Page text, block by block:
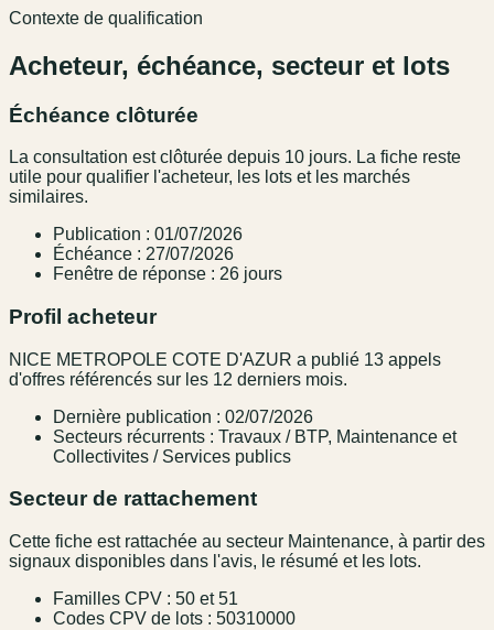
Contexte de qualification
Acheteur, échéance, secteur et lots
Échéance clôturée
La consultation est clôturée depuis 10 jours. La fiche reste
utile pour qualifier l'acheteur, les lots et les marchés
similaires.
Publication : 01/07/2026
Échéance : 27/07/2026
Fenêtre de réponse : 26 jours
Profil acheteur
NICE METROPOLE COTE D'AZUR a publié 13 appels
d'offres référencés sur les 12 derniers mois.
Dernière publication : 02/07/2026
Secteurs récurrents : Travaux / BTP, Maintenance et
Collectivites / Services publics
Secteur de rattachement
Cette fiche est rattachée au secteur Maintenance, à partir des
signaux disponibles dans l'avis, le résumé et les lots.
Familles CPV : 50 et 51
Codes CPV de lots : 50310000